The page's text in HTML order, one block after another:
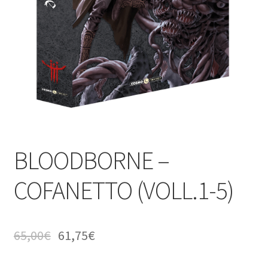
BLOODBORNE –
COFANETTO (VOLL.1-5)
65,00€ 61,75€